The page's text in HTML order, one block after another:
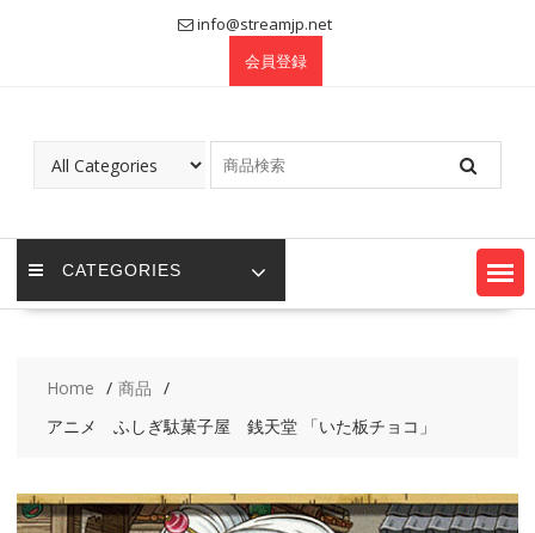
info@streamjp.net
会員登録
CATEGORIES
Home
商品
アニメ ふしぎ駄菓子屋 銭天堂 「いた板チョコ」